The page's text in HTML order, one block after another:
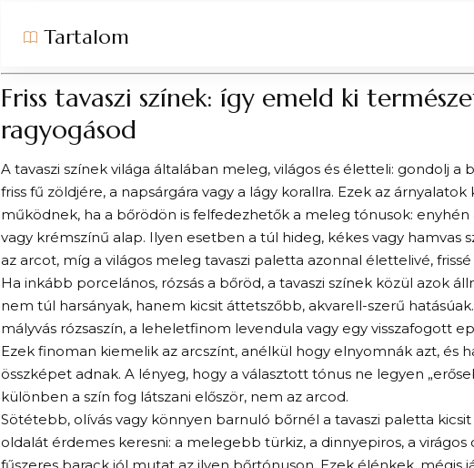
Tartalom
Friss tavaszi színek: így emeld ki
ragyogásod
A tavaszi színek világa általában meleg, világos és életteli: gondolj a
friss fű zöldjére, a napsárgára vagy a lágy korallra. Ezek az
működnek, ha a bőrödön is felfedezhetők a meleg tónusok: enyhén
vagy krémszínű alap. Ilyen esetben a túl hideg, kékes vagy hamvas
az arcot, míg a világos meleg tavaszi paletta azonnal élettelivé, frissé
Ha inkább porcelános, rózsás a bőröd, a tavaszi színek közül azok
nem túl harsányak, hanem kicsit áttetszőbb, akvarell-szerű
mályvás rózsaszín, a leheletfinom levendula vagy egy visszafogott
Ezek finoman kiemelik az arcszínt, anélkül hogy elnyomnák azt, és
összképet adnak. A lényeg, hogy a választott tónus ne legyen
különben a szín fog látszani először, nem az arcod.
Sötétebb, olívás vagy könnyen barnuló bőrnél a tavaszi paletta
oldalát érdemes keresni: a melegebb türkiz, a dinnyepiros, a virágos